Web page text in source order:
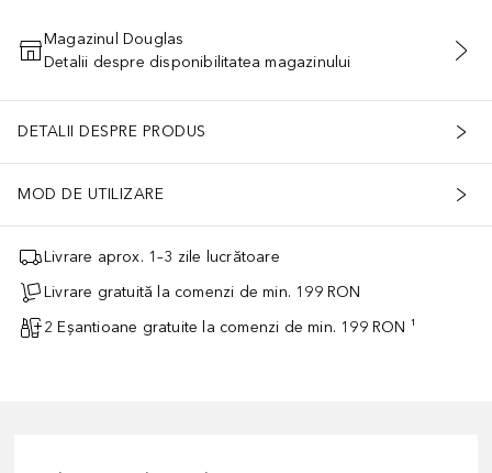
ADĂUGAȚI ÎN COŞ
Magazinul Douglas
Detalii despre disponibilitatea magazinului
DETALII DESPRE PRODUS
MOD DE UTILIZARE
Livrare aprox. 1–3 zile lucrătoare
Livrare gratuită la comenzi de min. 199 RON
2 Eșantioane gratuite la comenzi de min. 199 RON ¹